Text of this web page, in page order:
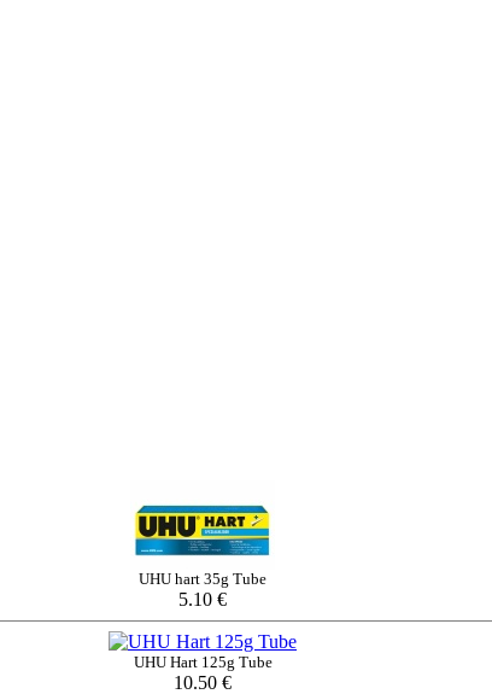
UHU hart 35g Tube
5.10 €
UHU Hart 125g Tube
10.50 €